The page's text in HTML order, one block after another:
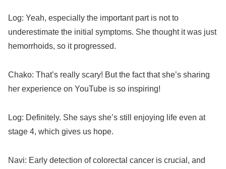
Log: Yeah, especially the important part is not to
underestimate the initial symptoms. She thought it was just
hemorrhoids, so it progressed.
Chako: That’s really scary! But the fact that she’s sharing
her experience on YouTube is so inspiring!
Log: Definitely. She says she’s still enjoying life even at
stage 4, which gives us hope.
Navi: Early detection of colorectal cancer is crucial, and